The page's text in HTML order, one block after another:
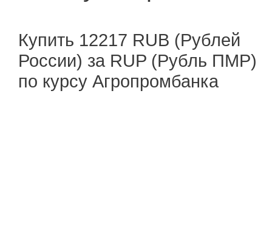
Купить 12217 RUB (Рублей
России) за RUP (Рубль ПМР)
по курсу Агропромбанка